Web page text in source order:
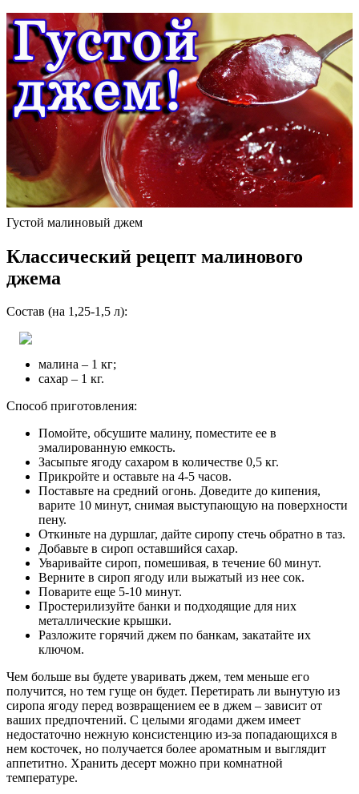
Густой малиновый джем
Классический рецепт малинового
джема
Состав (на 1,25-1,5 л):
малина – 1 кг;
сахар – 1 кг.
Способ приготовления:
Помойте, обсушите малину, поместите ее в
эмалированную емкость.
Засыпьте ягоду сахаром в количестве 0,5 кг.
Прикройте и оставьте на 4-5 часов.
Поставьте на средний огонь. Доведите до кипения,
варите 10 минут, снимая выступающую на поверхности
пену.
Откиньте на дуршлаг, дайте сиропу стечь обратно в таз.
Добавьте в сироп оставшийся сахар.
Уваривайте сироп, помешивая, в течение 60 минут.
Верните в сироп ягоду или выжатый из нее сок.
Поварите еще 5-10 минут.
Простерилизуйте банки и подходящие для них
металлические крышки.
Разложите горячий джем по банкам, закатайте их
ключом.
Чем больше вы будете уваривать джем, тем меньше его
получится, но тем гуще он будет. Перетирать ли вынутую из
сиропа ягоду перед возвращением ее в джем – зависит от
ваших предпочтений. С целыми ягодами джем имеет
недостаточно нежную консистенцию из-за попадающихся в
нем косточек, но получается более ароматным и выглядит
аппетитно. Хранить десерт можно при комнатной
температуре.